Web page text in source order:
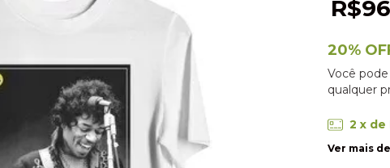
20%
Você
qualquer
2 x de
Ver mais